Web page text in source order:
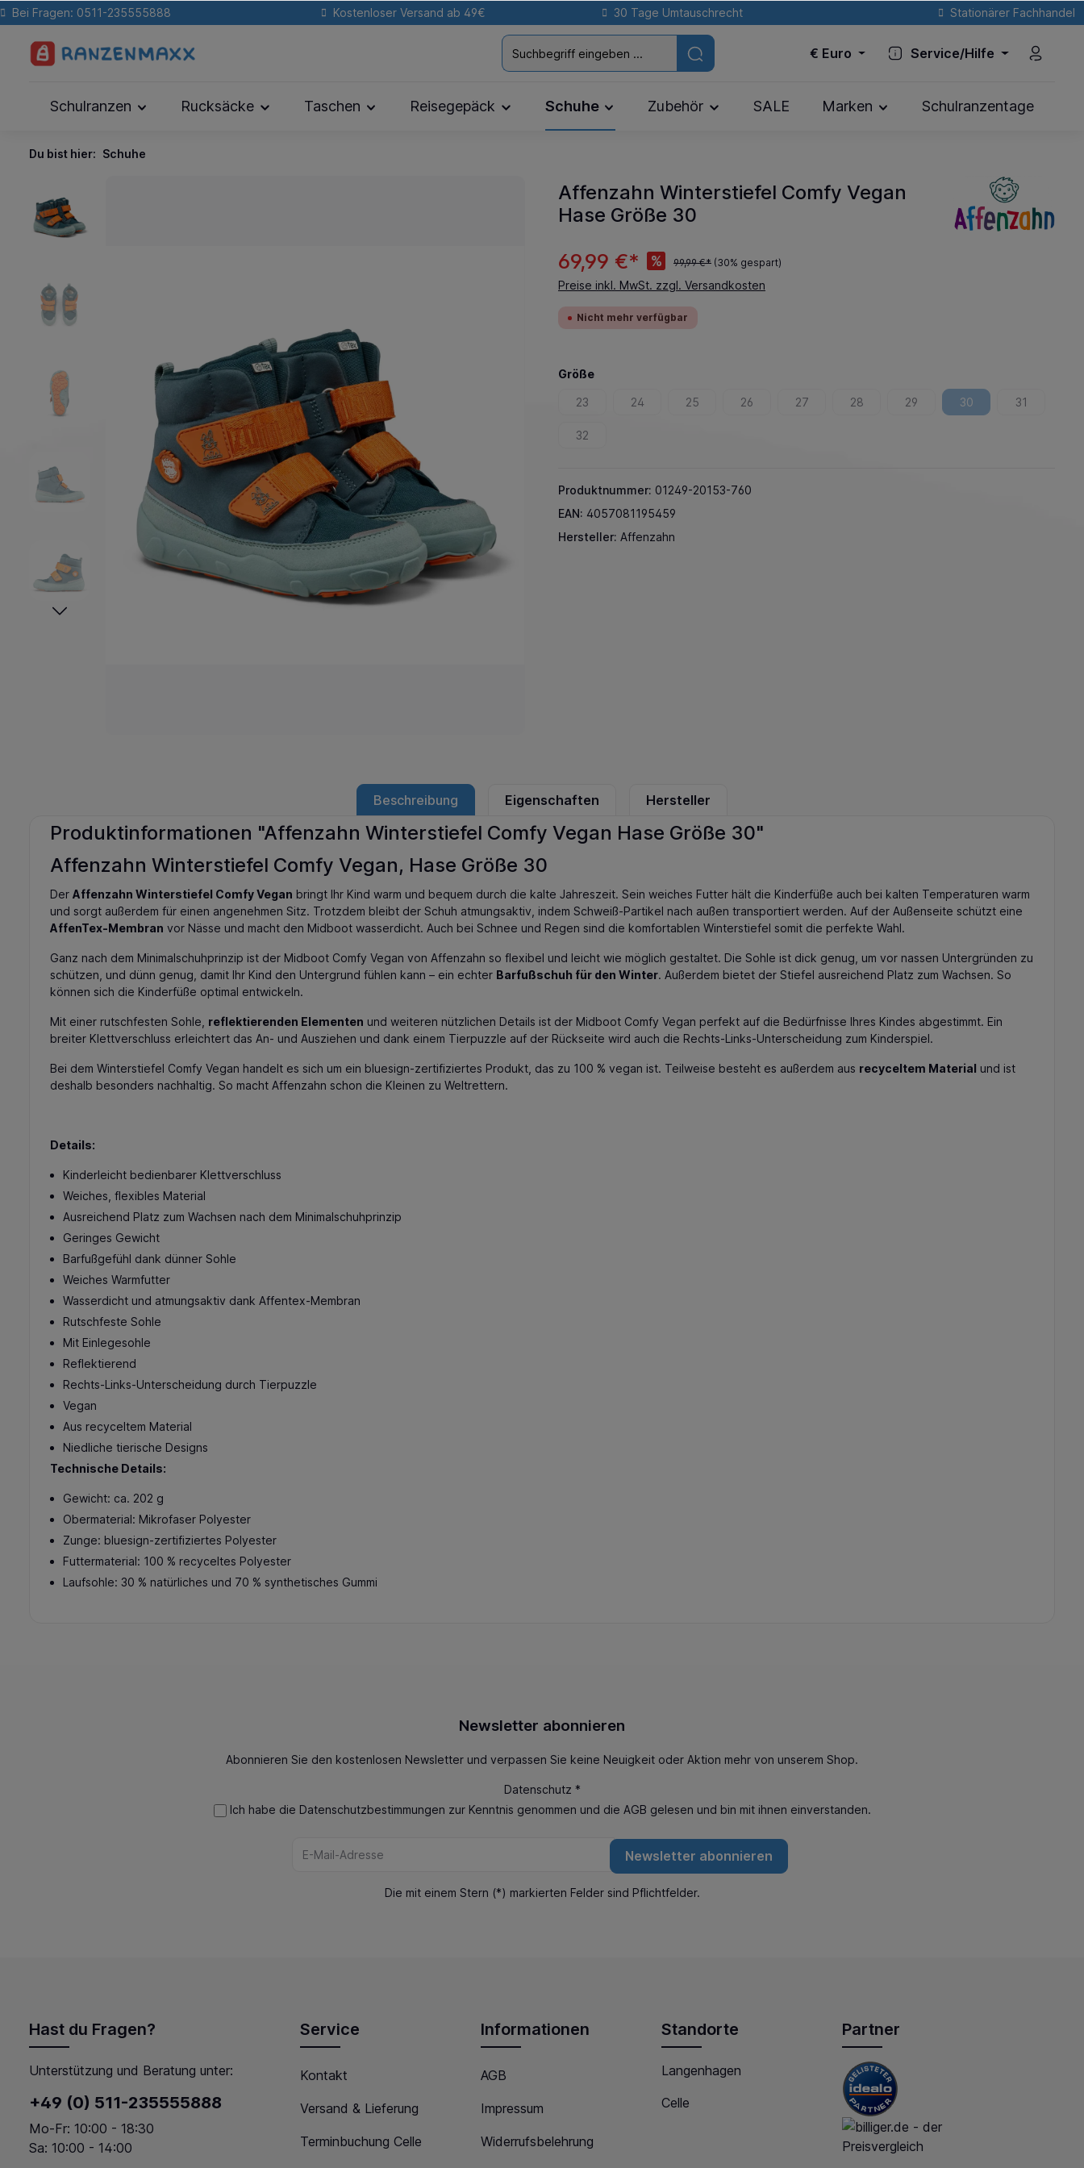
Bei Fragen: 0511-235555888 Kostenloser Versand ab 49€ 30 Tage Umtauschrecht Stationärer Fachhandel
€ Euro Service/Hilfe
Schulranzen Rucksäcke Taschen Reisegepäck Schuhe Zubehör SALE Marken Schulranzentage
Du bist hier: Schuhe
Affenzahn Winterstiefel Comfy Vegan
Hase Größe 30
69,99 €* % 99,99 €* (30% gespart)
Preise inkl. MwSt. zzgl. Versandkosten
Nicht mehr verfügbar
Größe
23 24 25 26 27 28 29 30 31
32
Produktnummer: 01249-20153-760
EAN: 4057081195459
Hersteller: Affenzahn
Beschreibung Eigenschaften Hersteller
Produktinformationen "Affenzahn Winterstiefel Comfy Vegan Hase Größe 30"
Affenzahn Winterstiefel Comfy Vegan, Hase Größe 30
Der Affenzahn Winterstiefel Comfy Vegan bringt Ihr Kind warm und bequem durch die kalte Jahreszeit. Sein weiches Futter hält die Kinderfüße auch bei kalten Temperaturen warm
und sorgt außerdem für einen angenehmen Sitz. Trotzdem bleibt der Schuh atmungsaktiv, indem Schweiß-Partikel nach außen transportiert werden. Auf der Außenseite schützt eine
AffenTex-Membran vor Nässe und macht den Midboot wasserdicht. Auch bei Schnee und Regen sind die komfortablen Winterstiefel somit die perfekte Wahl.
Ganz nach dem Minimalschuhprinzip ist der Midboot Comfy Vegan von Affenzahn so flexibel und leicht wie möglich gestaltet. Die Sohle ist dick genug, um vor nassen Untergründen zu
schützen, und dünn genug, damit Ihr Kind den Untergrund fühlen kann – ein echter Barfußschuh für den Winter. Außerdem bietet der Stiefel ausreichend Platz zum Wachsen. So
können sich die Kinderfüße optimal entwickeln.
Mit einer rutschfesten Sohle, reflektierenden Elementen und weiteren nützlichen Details ist der Midboot Comfy Vegan perfekt auf die Bedürfnisse Ihres Kindes abgestimmt. Ein
breiter Klettverschluss erleichtert das An- und Ausziehen und dank einem Tierpuzzle auf der Rückseite wird auch die Rechts-Links-Unterscheidung zum Kinderspiel.
Bei dem Winterstiefel Comfy Vegan handelt es sich um ein bluesign-zertifiziertes Produkt, das zu 100 % vegan ist. Teilweise besteht es außerdem aus recyceltem Material und ist
deshalb besonders nachhaltig. So macht Affenzahn schon die Kleinen zu Weltrettern.
Details:
Kinderleicht bedienbarer Klettverschluss
Weiches, flexibles Material
Ausreichend Platz zum Wachsen nach dem Minimalschuhprinzip
Geringes Gewicht
Barfußgefühl dank dünner Sohle
Weiches Warmfutter
Wasserdicht und atmungsaktiv dank Affentex-Membran
Rutschfeste Sohle
Mit Einlegesohle
Reflektierend
Rechts-Links-Unterscheidung durch Tierpuzzle
Vegan
Aus recyceltem Material
Niedliche tierische Designs
Technische Details:
Gewicht: ca. 202 g
Obermaterial: Mikrofaser Polyester
Zunge: bluesign-zertifiziertes Polyester
Futtermaterial: 100 % recyceltes Polyester
Laufsohle: 30 % natürliches und 70 % synthetisches Gummi
Newsletter abonnieren
Abonnieren Sie den kostenlosen Newsletter und verpassen Sie keine Neuigkeit oder Aktion mehr von unserem Shop.
Datenschutz *
Ich habe die Datenschutzbestimmungen zur Kenntnis genommen und die AGB gelesen und bin mit ihnen einverstanden.
Newsletter abonnieren
Die mit einem Stern (*) markierten Felder sind Pflichtfelder.
Partner
Standorte
Langenhagen
Celle
Hast du Fragen?
Unterstützung und Beratung unter:
+49 (0) 511-235555888
Mo-Fr: 10:00 - 18:30
Sa: 10:00 - 14:00
Service
Kontakt
Versand & Lieferung
Terminbuchung Celle
Informationen
AGB
Impressum
Widerrufsbelehrung